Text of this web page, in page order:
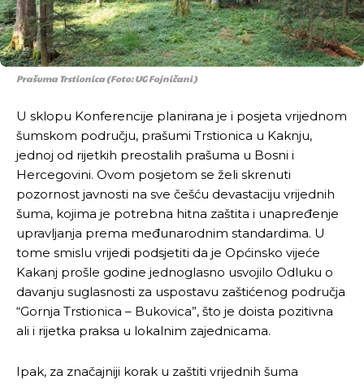
Prašuma Trstionica (Foto: UG Fojničani)
U sklopu Konferencije planirana je i posjeta vrijednom
šumskom području, prašumi Trstionica u Kaknju,
jednoj od rijetkih preostalih prašuma u Bosni i
Hercegovini. Ovom posjetom se želi skrenuti
pozornost javnosti na sve češću devastaciju vrijednih
šuma, kojima je potrebna hitna zaštita i unapređenje
upravljanja prema međunarodnim standardima. U
tome smislu vrijedi podsjetiti da je Općinsko vijeće
Kakanj prošle godine jednoglasno usvojilo Odluku o
davanju suglasnosti za uspostavu zaštićenog područja
“Gornja Trstionica – Bukovica”, što je doista pozitivna
ali i rijetka praksa u lokalnim zajednicama.
Ipak, za značajniji korak u zaštiti vrijednih šuma